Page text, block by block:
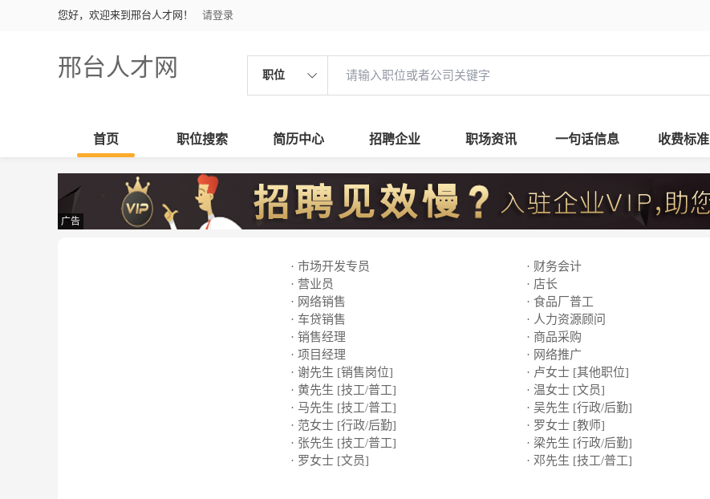
您好，欢迎来到邢台人才网！ 请登录
邢台人才网 职位
首页 职位搜索 简历中心 招聘企业 职场资讯 一句话信息 收费标准
广告
· 市场开发专员
· 财务会计
· 营业员
· 店长
· 网络销售
· 食品厂普工
· 车贷销售
· 人力资源顾问
· 销售经理
· 商品采购
· 项目经理
· 网络推广
· 谢先生 [销售岗位]
· 卢女士 [其他职位]
· 黄先生 [技工/普工]
· 温女士 [文员]
· 马先生 [技工/普工]
· 吴先生 [行政/后勤]
· 范女士 [行政/后勤]
· 罗女士 [教师]
· 张先生 [技工/普工]
· 梁先生 [行政/后勤]
· 罗女士 [文员]
· 邓先生 [技工/普工]